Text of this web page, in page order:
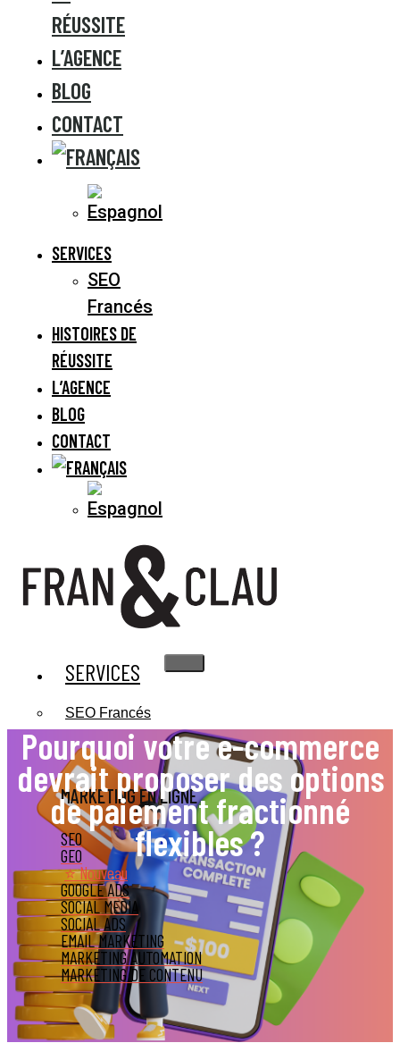
RÉUSSITE
L’AGENCE
BLOG
CONTACT
SERVICES
SEO
Francés
HISTOIRES DE
RÉUSSITE
L’AGENCE
BLOG
CONTACT
SERVICES
SEO Francés
MARKETING EN LIGNE
SEO
GEO
⭐ Nouveau
GOOGLE ADS
SOCIAL MEDIA
SOCIAL ADS
EMAIL MARKETING
MARKETING AUTOMATION
MARKETING DE CONTENU
Pourquoi votre e-commerce
devrait proposer des options
de paiement fractionné
flexibles ?